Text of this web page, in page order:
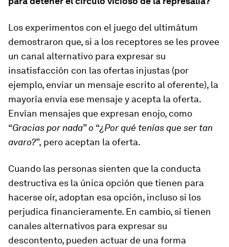
Los experimentos con el juego del ultimátum
demostraron que, si a los receptores se les provee
un canal alternativo para expresar su
insatisfacción con las ofertas injustas (por
ejemplo, enviar un mensaje escrito al oferente), la
mayoría envía ese mensaje y acepta la oferta.
Envían mensajes que expresan enojo, como
“Gracias por nada”o “¿Por qué tenías que ser tan
avaro?”, pero aceptan la oferta.
Cuando las personas sienten que la conducta
destructiva es la única opción que tienen para
hacerse oír, adoptan esa opción, incluso si los
perjudica financieramente. En cambio, si tienen
canales alternativos para expresar su
descontento, pueden actuar de una forma